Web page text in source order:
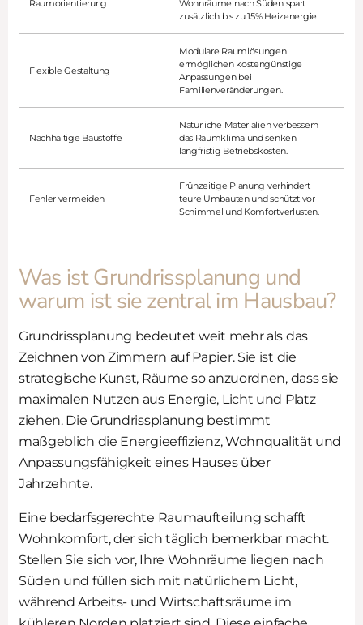
Raumorientierung
Wohnräume nach Süden spart
zusätzlich bis zu 15% Heizenergie.
Flexible Gestaltung
Modulare Raumlösungen
ermöglichen kostengünstige
Anpassungen bei
Familienveränderungen.
Nachhaltige Baustoffe
Natürliche Materialien verbessern
das Raumklima und senken
langfristig Betriebskosten.
Fehler vermeiden
Frühzeitige Planung verhindert
teure Umbauten und schützt vor
Schimmel und Komfortverlusten.
Was ist Grundrissplanung und
warum ist sie zentral im Hausbau?
Grundrissplanung bedeutet weit mehr als das
Zeichnen von Zimmern auf Papier. Sie ist die
strategische Kunst, Räume so anzuordnen, dass sie
maximalen Nutzen aus Energie, Licht und Platz
ziehen. Die Grundrissplanung bestimmt
maßgeblich die Energieeffizienz, Wohnqualität und
Anpassungsfähigkeit eines Hauses über
Jahrzehnte.
Eine bedarfsgerechte Raumaufteilung schafft
Wohnkomfort, der sich täglich bemerkbar macht.
Stellen Sie sich vor, Ihre Wohnräume liegen nach
Süden und füllen sich mit natürlichem Licht,
während Arbeits- und Wirtschaftsräume im